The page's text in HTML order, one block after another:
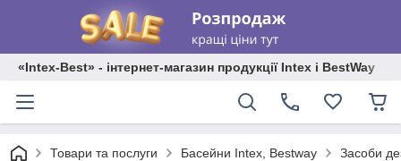
«Intex-Best» - інтернет-магазин продукції Intex і BestWay
Товари та послуги Басейни Intex, Bestway Засоби